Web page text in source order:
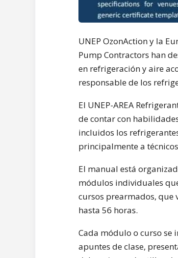
UNEP OzonAction y la
Pump Contractors han
en refrigeración y aire
responsable de los
El UNEP-AREA
de contar con
incluidos los
principalmente a
El manual está
módulos individuales
cursos prearmados, que
hasta 56 horas.
Cada módulo o curso se
apuntes de clase,